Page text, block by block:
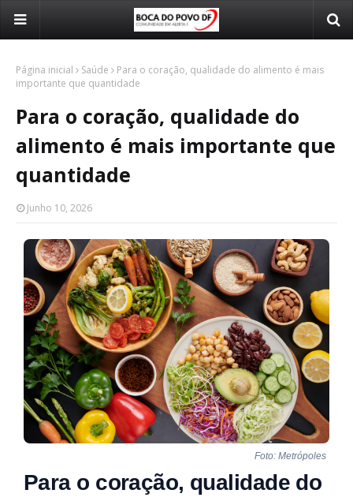
Página inicial Saúde
Para o coração, qualidade do alimento é mais
importante que quantidade
Para o coração, qualidade do
alimento é mais importante que
quantidade
Junho 10, 2026
Foto: Metrópoles
Para o coração, qualidade do